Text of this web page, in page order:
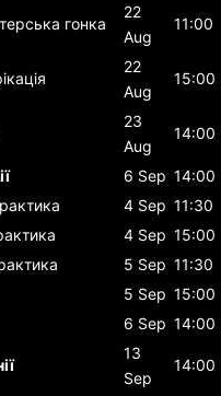
гонка
22
Aug
11:00
22
Aug
15:00
23
Aug
14:00
6 Sep 14:00
4 Sep 11:30
4 Sep 15:00
5 Sep 11:30
5 Sep 15:00
6 Sep 14:00
13
Sep
14:00